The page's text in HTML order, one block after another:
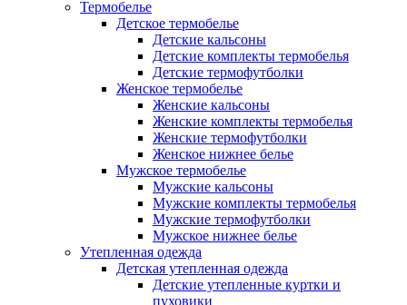
Термобелье
Детское термобелье
Детские кальсоны
Детские комплекты термобелья
Детские термофутболки
Женское термобелье
Женские кальсоны
Женские комплекты термобелья
Женские термофутболки
Женское нижнее белье
Мужское термобелье
Мужские кальсоны
Мужские комплекты термобелья
Мужские термофутболки
Мужское нижнее белье
Утепленная одежда
Детская утепленная одежда
Детские утепленные куртки и
пуховики